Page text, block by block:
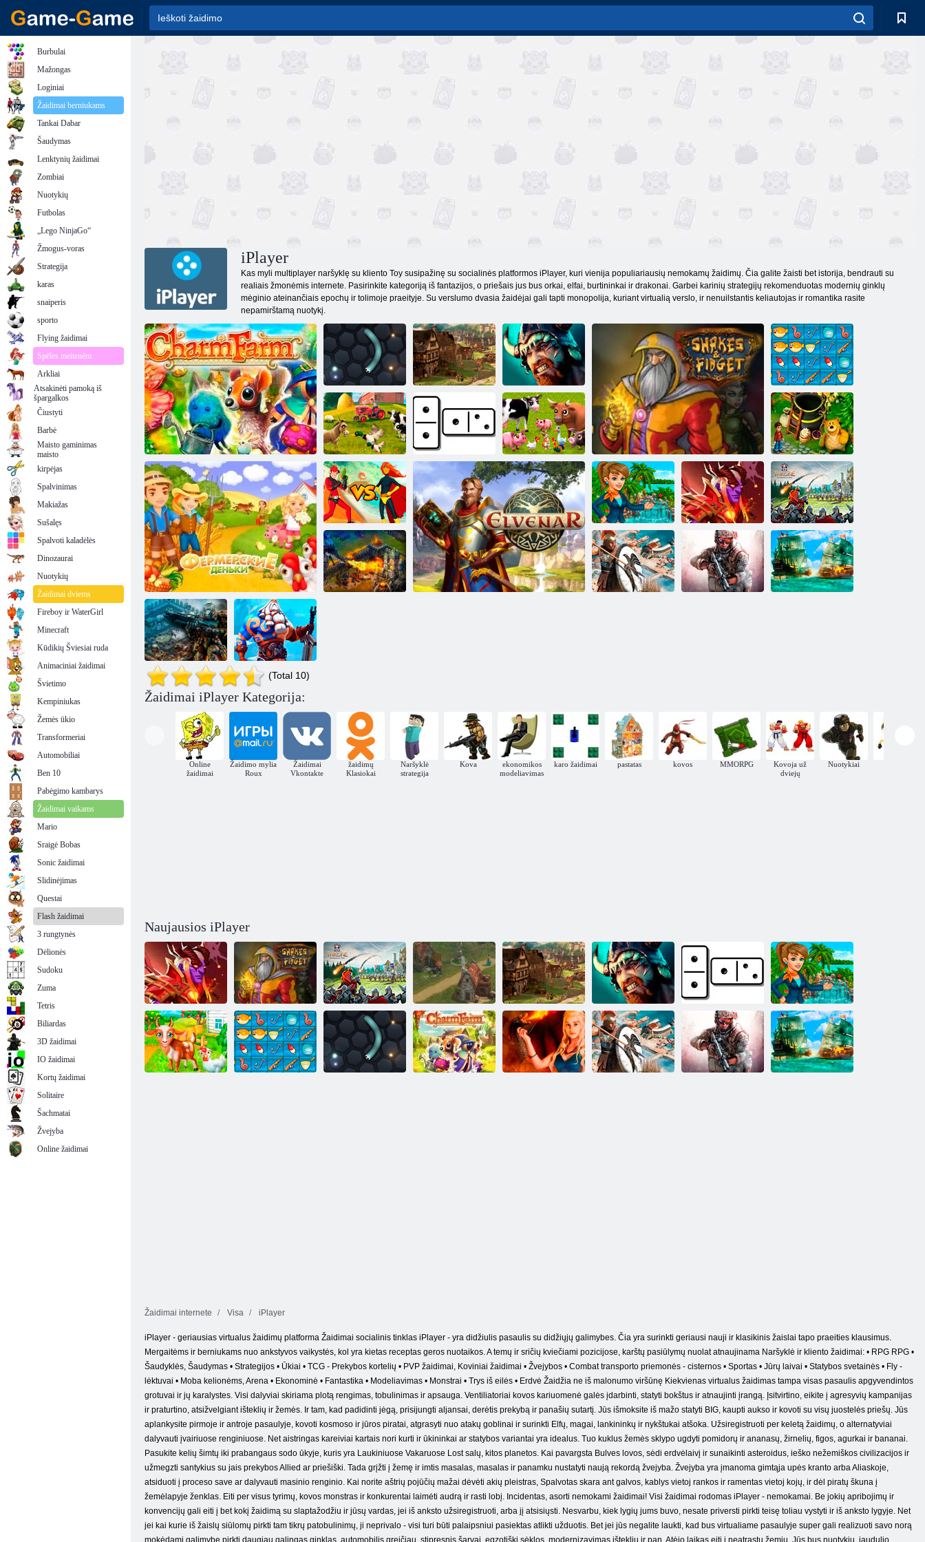
iPlayer
Kas myli multiplayer naršyklę su kliento Toy susipažinę su socialinės platformos iPlayer, kuri vienija populiariausių nemokamų žaidimų. Čia galite žaisti bet istorija, bendrauti su
realiais žmonėmis internete. Pasirinkite kategoriją iš fantazijos, o priešais jus bus orkai, elfai, burtininkai ir drakonai. Garbei karinių strategijų rekomenduotas modernių ginklų
mėginio ateinančiais epochų ir tolimoje praeityje. Su verslumo dvasia žaidėjai gali tapti monopolija, kuriant virtualią verslo, ir nenuilstantis keliautojas ir romantika rasite
nepamirštamą nuotykį.
Žavesio ūkis
Slidinėti. io
Forge apie
imperijas
Vikingai: Klanų
karas
Shakes & Fidget
Žvejybos
dvikovos
Didelis ūkis
IPlayer: Domino
prisijungę
Ūkio dienos
Mano maži ūkiai Svajonių laukai
„IPlayer“: „Hero
Zero“
Mano saulėtas
kurortas
Audros lyga
Sosto karalystė
kare
IPlayer: Viso
Dominavimas
IPlayer NORD:
Heroes of
šiaurėje
(Total 10)
Žaidimai iPlayer Kategorija:
Online
žaidimai
Žaidimo mylia
Roux
Žaidimai
Vkontakte
žaidimų
Klasiokai
Naršyklė
strategija
Kova
ekonomikos
modeliavimas
karo žaidimai pastatas kovos MMORPG
Kovoja už
dviejų
Nuotykiai
Naujausios iPlayer
Audros lyga Shakes & Fidget
Sosto karalystė
kare
Elvenaras
Forge apie
imperijas
Vikingai: Klanų
karas
IPlayer: Domino
prisijungę
Mano saulėtas
kurortas
Žaidimai internete Visa iPlayer
iPlayer - geriausias virtualus žaidimų platforma Žaidimai socialinis tinklas iPlayer - yra didžiulis pasaulis su didžiųjų galimybes. Čia yra surinkti geriausi nauji ir klasikinis žaislai tapo praeities klausimus.
Mergaitėms ir berniukams nuo ankstyvos vaikystės, kol yra kietas receptas geros nuotaikos. A temų ir sričių kviečiami pozicijose, karštų pasiūlymų nuolat atnaujinama Naršyklė ir kliento žaidimai: • RPG RPG •
Šaudyklės, Šaudymas • Strategijos • Ūkiai • TCG - Prekybos kortelių • PVP žaidimai, Koviniai žaidimai • Žvejybos • Combat transporto priemonės - cisternos • Sportas • Jūrų laivai • Statybos svetainės • Fly -
lėktuvai • Moba kelionėms, Arena • Ekonominė • Fantastika • Modeliavimas • Monstrai • Trys iš eilės • Erdvė Žaidžia ne iš malonumo viršūnę Kiekvienas virtualus žaidimas tampa visas pasaulis apgyvendintos
grotuvai ir jų karalystes. Visi dalyviai skiriama plotą rengimas, tobulinimas ir apsauga. Ventiliatoriai kovos kariuomenė galės įdarbinti, statyti bokštus ir atnaujinti įrangą. Įsitvirtino, eikite į agresyvių kampanijas
ir praturtino, atsižvelgiant išteklių ir žemės. Ir tam, kad padidinti jėgą, prisijungti aljansai, derėtis prekybą ir panašių sutartį. Jūs išmoksite iš mažo statyti BIG, kaupti aukso ir kovoti su visų juostelės priešų. Jūs
aplankysite pirmoje ir antroje pasaulyje, kovoti kosmoso ir jūros piratai, atgrasyti nuo atakų goblinai ir surinkti Elfų, magai, lankininkų ir nykštukai atšoka. Užsiregistruoti per keletą žaidimų, o alternatyviai
dalyvauti įvairiuose renginiuose. Net aistringas kareiviai kartais nori kurti ir ūkininkai ar statybos variantai yra idealus. Tuo kuklus žemės sklypo ugdyti pomidorų ir ananasų, žirnelių, figos, agurkai ir bananai.
Pasukite kelių šimtų iki prabangaus sodo ūkyje, kuris yra Laukiniuose Vakaruose Lost salų, kitos planetos. Kai pavargsta Bulves lovos, sėdi erdvėlaivį ir sunaikinti asteroidus, ieško nežemiškos civilizacijos ir
užmegzti santykius su jais prekybos Allied ar priešiški. Tada grįžti į žemę ir imtis masalas, masalas ir panamku nustatyti naują rekordą žvejyba. Žvejyba yra įmanoma gimtąja upės kranto arba Aliaskoje,
atsiduoti į proceso save ar dalyvauti masinio renginio. Kai norite aštrių pojūčių mažai dėvėti akių pleistras, Spalvotas skara ant galvos, kablys vietoj rankos ir ramentas vietoj kojų, ir dėl piratų škuna į
žemėlapyje ženklas. Eiti per visus tyrimų, kovos monstras ir konkurentai laimėti audrą ir rasti lobį. Incidentas, asorti nemokami žaidimai! Visi žaidimai rodomas iPlayer - nemokamai. Be jokių apribojimų ir
konvencijų gali eiti į bet kokį žaidimą su slaptažodžiu ir jūsų vardas, jei iš anksto užsiregistruoti, arba jį atsisiųsti. Nesvarbu, kiek lygių jums buvo, nesate priversti pirkti teisę toliau vystyti ir iš anksto lygyje. Net
jei kai kurie iš žaislų siūlomų pirkti tam tikrų patobulinimų, ji neprivalo - visi turi būti palaipsniui pasiektas atlikti užduotis. Bet jei jūs negalite laukti, kad bus virtualiame pasaulyje super gali realizuoti savo norą
mokėdami galimybę pirkti daugiau galingas ginklas, automobilis greičiau, stipresnis šarvai, egzotiški sėklos, modernizavimas išteklių ir pan. Atėjo laikas eiti į neatrastų žemių. Jūs bus nuotykių, jaudulio,
Burbulai
Mažongas
Loginiai
Žaidimai berniukams
Tankai Dabar
Šaudymas
Lenktynių žaidimai
Zombiai
Nuotykių
Futbolas
„Lego NinjaGo“
Žmogus-voras
Strategija
karas
snaiperis
sporto
Flying žaidimai
Spēles meitenēm
Arkliai
Atsakinėti pamoką iš
špargalkos
Čiustyti
Barbė
Maisto gaminimas
maisto
kirpėjas
Spalvinimas
Makiažas
Sušalęs
Spalvoti kaladėlės
Dinozaurai
Nuotykių
Žaidimai dviems
Fireboy ir WaterGirl
Minecraft
Kūdikių Šviesiai ruda
Animaciniai žaidimai
Švietimo
Kempiniukas
Žemės ūkio
Transformeriai
Automobiliai
Ben 10
Pabėgimo kambarys
Žaidimai vaikams
Mario
Sraigė Bobas
Sonic žaidimai
Slidinėjimas
Questai
Flash žaidimai
3 rungtynės
Dėlionės
Sudoku
Zuma
Tetris
Biliardas
3D žaidimai
IO žaidimai
Kortų žaidimai
Solitaire
Šachmatai
Žvejyba
Online žaidimai